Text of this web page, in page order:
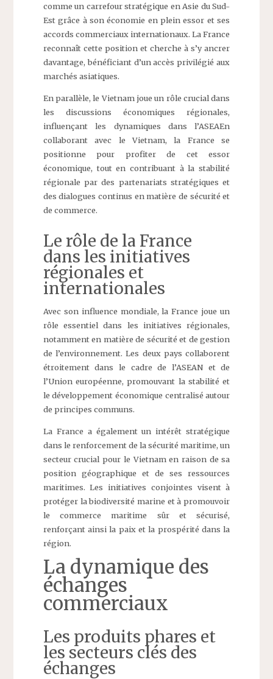
comme un carrefour stratégique en Asie du Sud-
Est grâce à son économie en plein essor et ses
accords commerciaux internationaux. La France
reconnaît cette position et cherche à s’y ancrer
davantage, bénéficiant d’un accès privilégié aux
marchés asiatiques.
En parallèle, le Vietnam joue un rôle crucial dans
les discussions économiques régionales,
influençant les dynamiques dans l’ASEAEn
collaborant avec le Vietnam, la France se
positionne pour profiter de cet essor
économique, tout en contribuant à la stabilité
régionale par des partenariats stratégiques et
des dialogues continus en matière de sécurité et
de commerce.
Le rôle de la France
dans les initiatives
régionales et
internationales
Avec son influence mondiale, la France joue un
rôle essentiel dans les initiatives régionales,
notamment en matière de sécurité et de gestion
de l’environnement. Les deux pays collaborent
étroitement dans le cadre de l’ASEAN et de
l’Union européenne, promouvant la stabilité et
le développement économique centralisé autour
de principes communs.
La France a également un intérêt stratégique
dans le renforcement de la sécurité maritime, un
secteur crucial pour le Vietnam en raison de sa
position géographique et de ses ressources
maritimes. Les initiatives conjointes visent à
protéger la biodiversité marine et à promouvoir
le commerce maritime sûr et sécurisé,
renforçant ainsi la paix et la prospérité dans la
région.
La dynamique des
échanges
commerciaux
Les produits phares et
les secteurs clés des
échanges